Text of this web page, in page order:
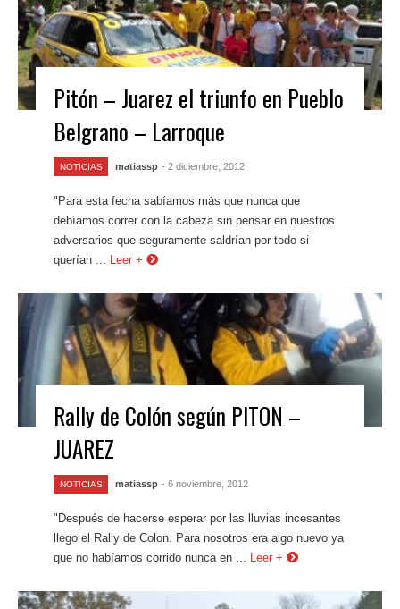
Pitón – Juarez el triunfo en Pueblo
Belgrano – Larroque
NOTICIAS matiassp - 2 diciembre, 2012
"Para esta fecha sabíamos más que nunca que
debíamos correr con la cabeza sin pensar en nuestros
adversarios que seguramente saldrían por todo si
querían ...
Leer +
Rally de Colón según PITON –
JUAREZ
NOTICIAS matiassp - 6 noviembre, 2012
"Después de hacerse esperar por las lluvias incesantes
llego el Rally de Colon. Para nosotros era algo nuevo ya
que no habíamos corrido nunca en ...
Leer +